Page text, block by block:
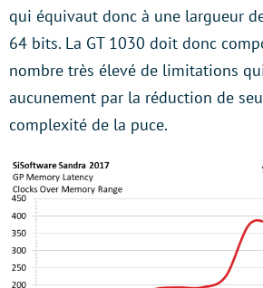
qui équivaut donc à une largueur
64 bits. La GT 1030 doit donc
nombre très élevé de limitations
aucunement par la réduction de
complexité de la puce.